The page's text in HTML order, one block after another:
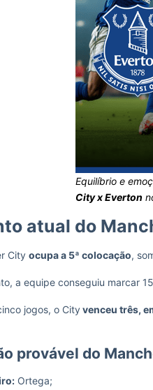
Equilíbrio e
City x Everton
atual do
City ocupa a 5ª colocação,
a equipe conseguiu marcar
jogos, o Cityvenceu três,
provável do
Ortega;